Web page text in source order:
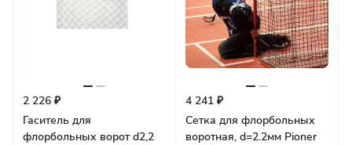
2 226 ₽
Гаситель для
флорбольных ворот d2,2
4 241 ₽
Сетка для флорбольных
воротная, d=2.2мм Pioner